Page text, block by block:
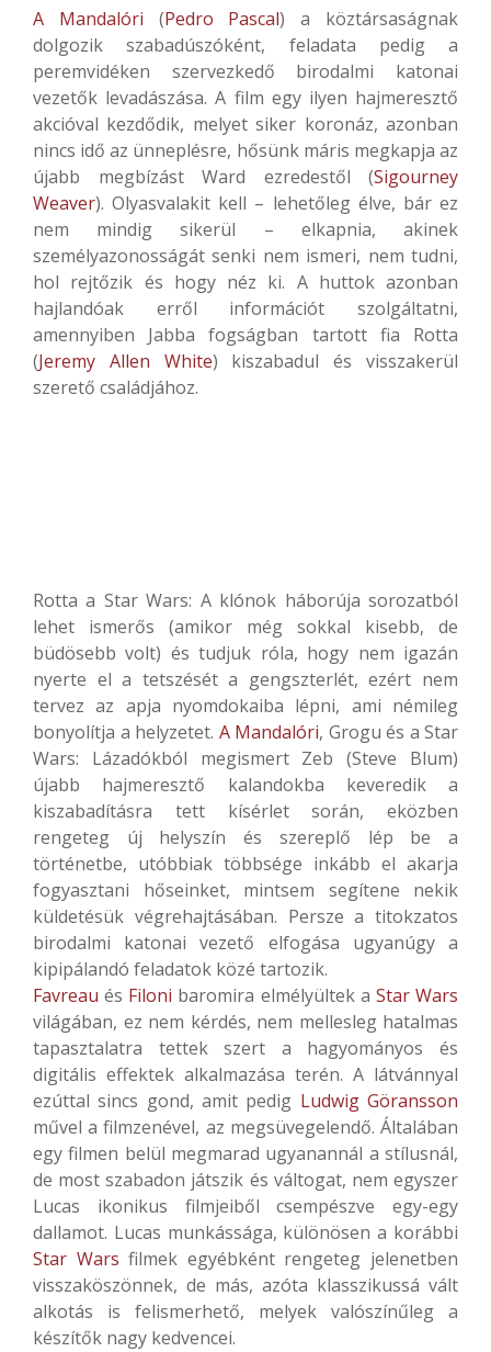
A Mandalóri (Pedro Pascal) a köztársaságnak
dolgozik szabadúszóként, feladata pedig a
peremvidéken szervezkedő birodalmi katonai
vezetők levadászása. A film egy ilyen hajmeresztő
akcióval kezdődik, melyet siker koronáz, azonban
nincs idő az ünneplésre, hősünk máris megkapja az
újabb megbízást Ward ezredestől (Sigourney
Weaver). Olyasvalakit kell – lehetőleg élve, bár ez
nem mindig sikerül – elkapnia, akinek
személyazonosságát senki nem ismeri, nem tudni,
hol rejtőzik és hogy néz ki. A huttok azonban
hajlandóak erről információt szolgáltatni,
amennyiben Jabba fogságban tartott fia Rotta
(Jeremy Allen White) kiszabadul és visszakerül
szerető családjához.
Rotta a Star Wars: A klónok háborúja sorozatból
lehet ismerős (amikor még sokkal kisebb, de
büdösebb volt) és tudjuk róla, hogy nem igazán
nyerte el a tetszését a gengszterlét, ezért nem
tervez az apja nyomdokaiba lépni, ami némileg
bonyolítja a helyzetet. A Mandalóri, Grogu és a Star
Wars: Lázadókból megismert Zeb (Steve Blum)
újabb hajmeresztő kalandokba keveredik a
kiszabadításra tett kísérlet során, eközben
rengeteg új helyszín és szereplő lép be a
történetbe, utóbbiak többsége inkább el akarja
fogyasztani hőseinket, mintsem segítene nekik
küldetésük végrehajtásában. Persze a titokzatos
birodalmi katonai vezető elfogása ugyanúgy a
kipipálandó feladatok közé tartozik.
Favreau és Filoni baromira elmélyültek a Star Wars
világában, ez nem kérdés, nem mellesleg hatalmas
tapasztalatra tettek szert a hagyományos és
digitális effektek alkalmazása terén. A látvánnyal
ezúttal sincs gond, amit pedig Ludwig Göransson
művel a filmzenével, az megsüvegelendő. Általában
egy filmen belül megmarad ugyanannál a stílusnál,
de most szabadon játszik és váltogat, nem egyszer
Lucas ikonikus filmjeiből csempészve egy-egy
dallamot. Lucas munkássága, különösen a korábbi
Star Wars filmek egyébként rengeteg jelenetben
visszaköszönnek, de más, azóta klasszikussá vált
alkotás is felismerhető, melyek valószínűleg a
készítők nagy kedvencei.